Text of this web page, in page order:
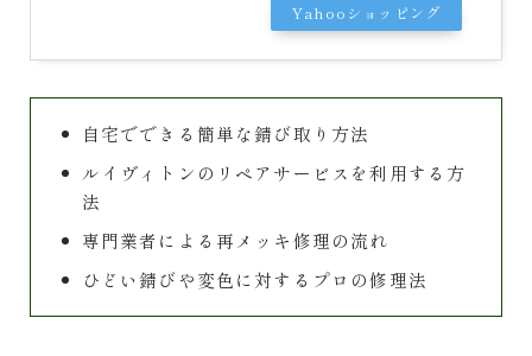
Yahooショッピング
自宅でできる簡単な錆び取り方法
ルイヴィトンのリペアサービスを利用する方
法
専門業者による再メッキ修理の流れ
ひどい錆びや変色に対するプロの修理法